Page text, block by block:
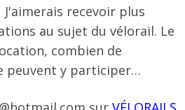
J'aimerais recevoir plus
au sujet du vélorail. Le
combien de
peuvent y participer…